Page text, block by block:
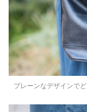
プレーンなデザインで